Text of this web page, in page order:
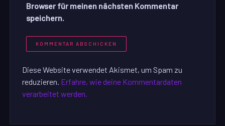
Browser für meinen nächsten Kommentar
speichern.
Diese Website verwendet Akismet, um Spam zu
reduzieren. Erfahre, wie deine Kommentardaten
verarbeitet werden.